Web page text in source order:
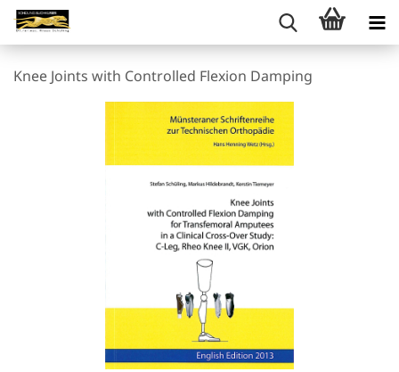
Knee Joints with Controlled Flexion Damping